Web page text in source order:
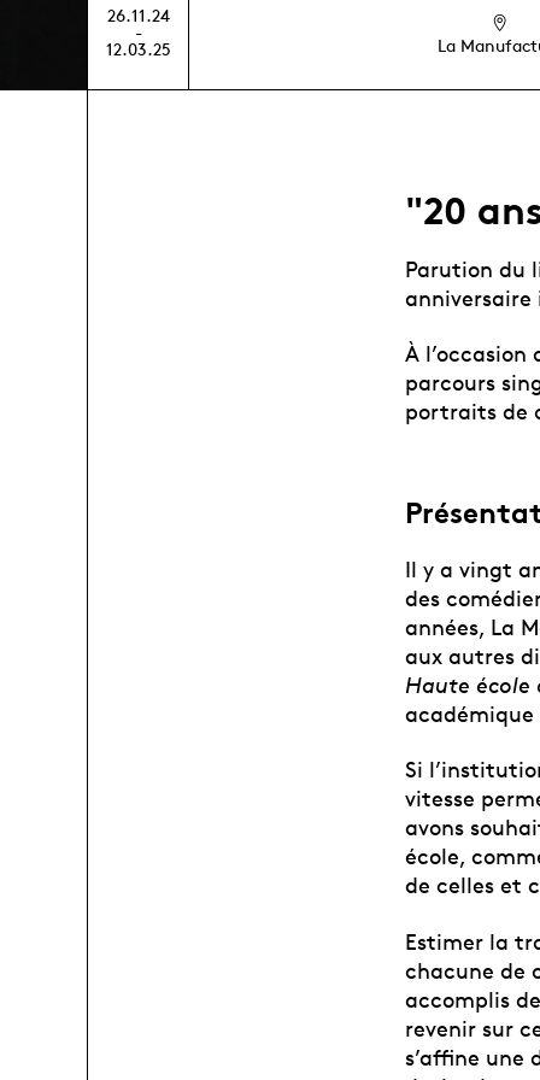
26.11.24
-
12.03.25
La
"20
Parution du
anniversaire
À
parcours
portraits de
Il y a vingt
des
années, La
aux autres
Haute école
académique
Si
vitesse
avons
école,
de celles et
Estimer la
chacune de
accomplis
revenir sur
s’affine une